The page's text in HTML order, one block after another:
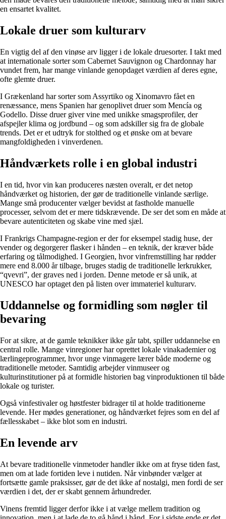
en ensartet kvalitet.
Lokale druer som kulturarv
En vigtig del af den vinøse arv ligger i de lokale druesorter. I takt med
at internationale sorter som Cabernet Sauvignon og Chardonnay har
vundet frem, har mange vinlande genopdaget værdien af deres egne,
ofte glemte druer.
I Grækenland har sorter som Assyrtiko og Xinomavro fået en
renæssance, mens Spanien har genoplivet druer som Mencía og
Godello. Disse druer giver vine med unikke smagsprofiler, der
afspejler klima og jordbund – og som adskiller sig fra de globale
trends. Det er et udtryk for stolthed og et ønske om at bevare
mangfoldigheden i vinverdenen.
Håndværkets rolle i en global industri
I en tid, hvor vin kan produceres næsten overalt, er det netop
håndværket og historien, der gør de traditionelle vinlande særlige.
Mange små producenter vælger bevidst at fastholde manuelle
processer, selvom det er mere tidskrævende. De ser det som en måde at
bevare autenticiteten og skabe vine med sjæl.
I Frankrigs Champagne-region er der for eksempel stadig huse, der
vender og degorgerer flasker i hånden – en teknik, der kræver både
erfaring og tålmodighed. I Georgien, hvor vinfremstilling har rødder
mere end 8.000 år tilbage, bruges stadig de traditionelle lerkrukker,
“qvevri”, der graves ned i jorden. Denne metode er så unik, at
UNESCO har optaget den på listen over immateriel kulturarv.
Uddannelse og formidling som nøgler til
bevaring
For at sikre, at de gamle teknikker ikke går tabt, spiller uddannelse en
central rolle. Mange vinregioner har oprettet lokale vinakademier og
lærlingeprogrammer, hvor unge vinmagere lærer både moderne og
traditionelle metoder. Samtidig arbejder vinmuseer og
kulturinstitutioner på at formidle historien bag vinproduktionen til både
lokale og turister.
Også vinfestivaler og høstfester bidrager til at holde traditionerne
levende. Her mødes generationer, og håndværket fejres som en del af
fællesskabet – ikke blot som en industri.
En levende arv
At bevare traditionelle vinmetoder handler ikke om at fryse tiden fast,
men om at lade fortiden leve i nutiden. Når vinbønder vælger at
fortsætte gamle praksisser, gør de det ikke af nostalgi, men fordi de ser
værdien i det, der er skabt gennem århundreder.
Vinens fremtid ligger derfor ikke i at vælge mellem tradition og